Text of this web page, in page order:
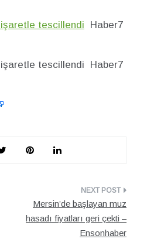
tescillendi Haber7
tescillendi Haber7
Mersin’de başlayan muz
hasadı fiyatları geri çekti –
Ensonhaber